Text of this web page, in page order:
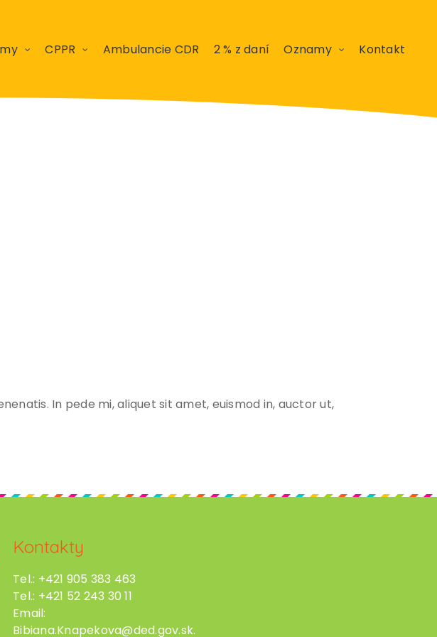
CPPR Ambulancie CDR 2 % z daní Oznamy Kontakt
In pede mi, aliquet sit amet, euismod in, auctor ut,
Kontakty
Tel.: +421 905 383 463
Tel.: +421 52 243 30 11
Email:
Bibiana.Knapekova@ded.gov.sk.